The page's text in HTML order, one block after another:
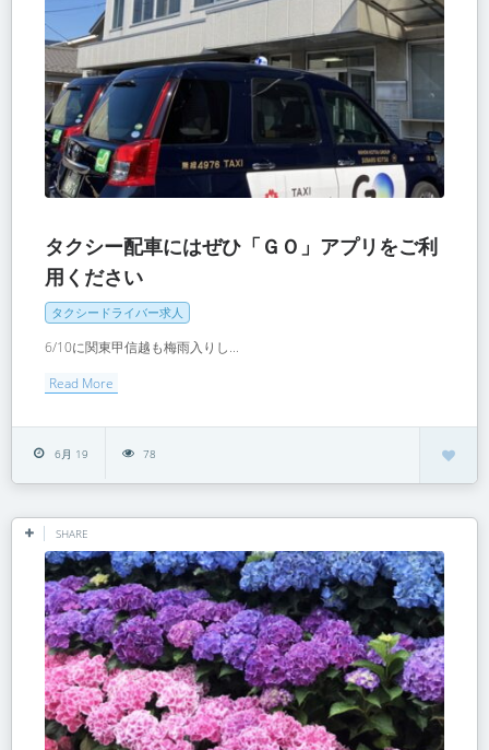
タクシー配車にはぜひ「ＧＯ」アプリをご利
用ください
タクシードライバー求人
6/10に関東甲信越も梅雨入りし...
Read More
6月 19 78
SHARE